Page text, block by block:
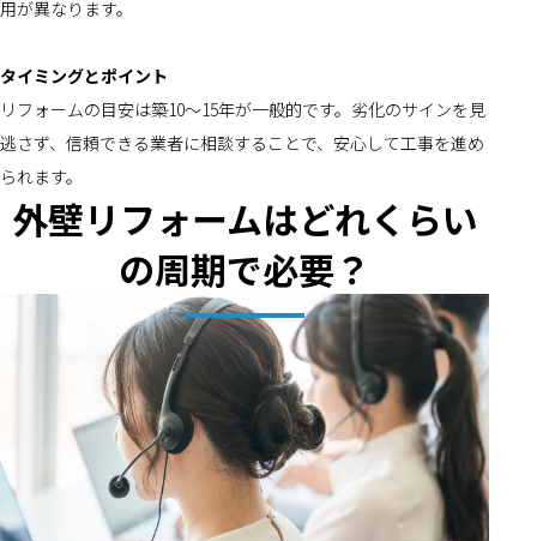
用が異なります。
タイミングとポイント
リフォームの目安は築10～15年が一般的です。劣化のサインを見
逃さず、信頼できる業者に相談することで、安心して工事を進め
られます。
外壁リフォームはどれくらい
の周期で必要？